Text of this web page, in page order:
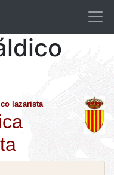
lazarista